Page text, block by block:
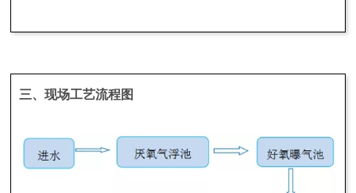
三、现场工艺流程图